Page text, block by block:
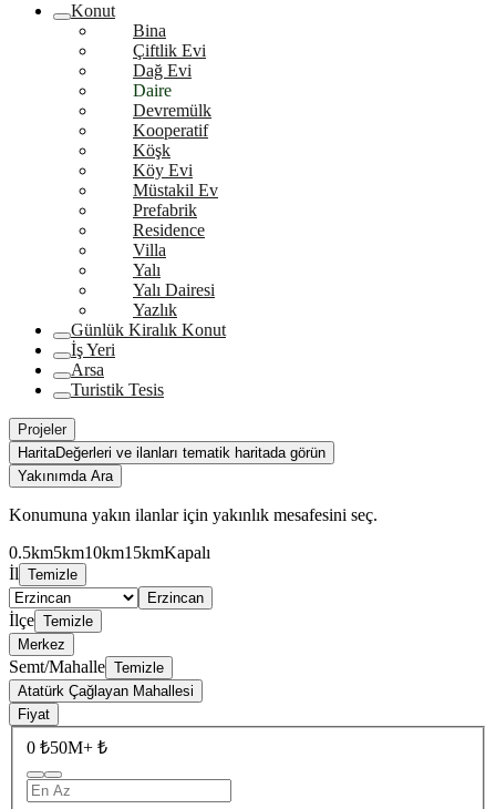
Konut
Bina
Çiftlik Evi
Dağ Evi
Daire
Devremülk
Kooperatif
Köşk
Köy Evi
Müstakil Ev
Prefabrik
Residence
Villa
Yalı
Yalı Dairesi
Yazlık
Günlük Kiralık Konut
İş Yeri
Arsa
Turistik Tesis
Projeler
HaritaDeğerleri ve ilanları tematik haritada görün
Yakınımda Ara
Konumuna yakın ilanlar için yakınlık mesafesini seç.
0.5km5km10km15kmKapalı
İl Temizle
Erzincan
İlçe Temizle
Merkez
Semt/Mahalle Temizle
Atatürk Çağlayan Mahallesi
Fiyat
0 ₺50M+ ₺